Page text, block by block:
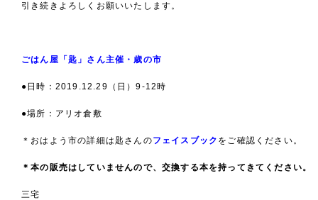
引き続きよろしくお願いいたします。
ごはん屋「匙」さん主催・歳の市
●日時：2019.12.29（日）9-12時
●場所：アリオ倉敷
＊おはよう市の詳細は匙さんのフェイスブック をご確認ください。
＊本の販売はしていませんので、交換する本を持ってきてください。
三宅